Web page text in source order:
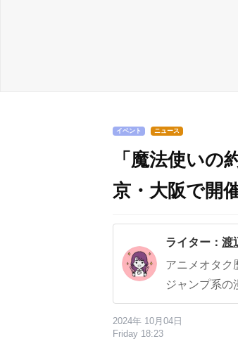
イベント ニュース
「魔法使い
京・大阪で開
ライター： 渡
アニメオタク
ジャンプ系の
2024年 10月04日
Friday 18:23